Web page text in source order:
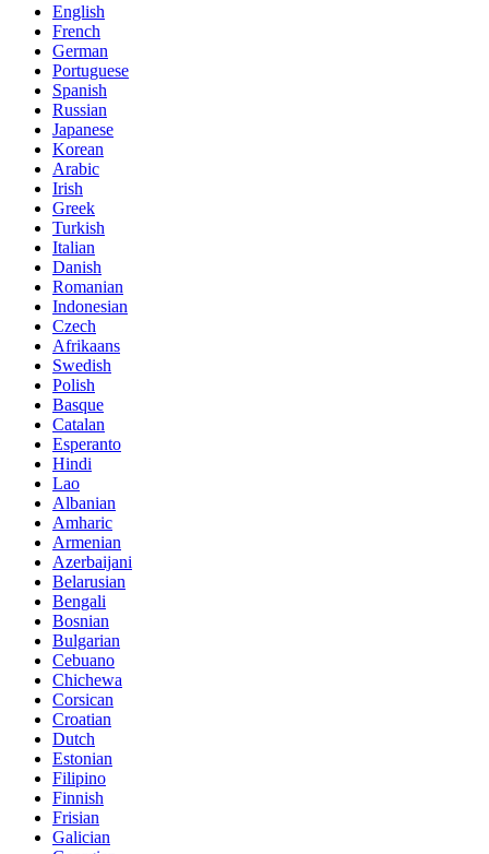
English
French
German
Portuguese
Spanish
Russian
Japanese
Korean
Arabic
Irish
Greek
Turkish
Italian
Danish
Romanian
Indonesian
Czech
Afrikaans
Swedish
Polish
Basque
Catalan
Esperanto
Hindi
Lao
Albanian
Amharic
Armenian
Azerbaijani
Belarusian
Bengali
Bosnian
Bulgarian
Cebuano
Chichewa
Corsican
Croatian
Dutch
Estonian
Filipino
Finnish
Frisian
Galician